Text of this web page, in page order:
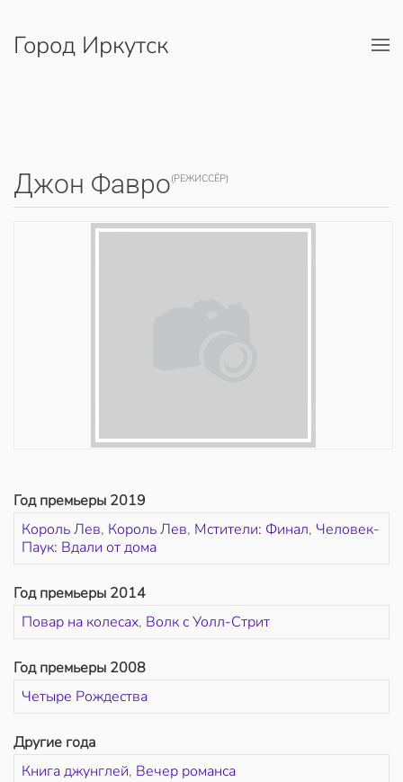
Перейти к содержимому
Город Иркутск
Джон Фавро(РЕЖИССЁР)
Год премьеры 2019
Король Лев, Король Лев, Мстители: Финал, Человек-
Паук: Вдали от дома
Год премьеры 2014
Повар на колесах, Волк с Уолл-Стрит
Год премьеры 2008
Четыре Рождества
Другие года
Книга джунглей, Вечер романса